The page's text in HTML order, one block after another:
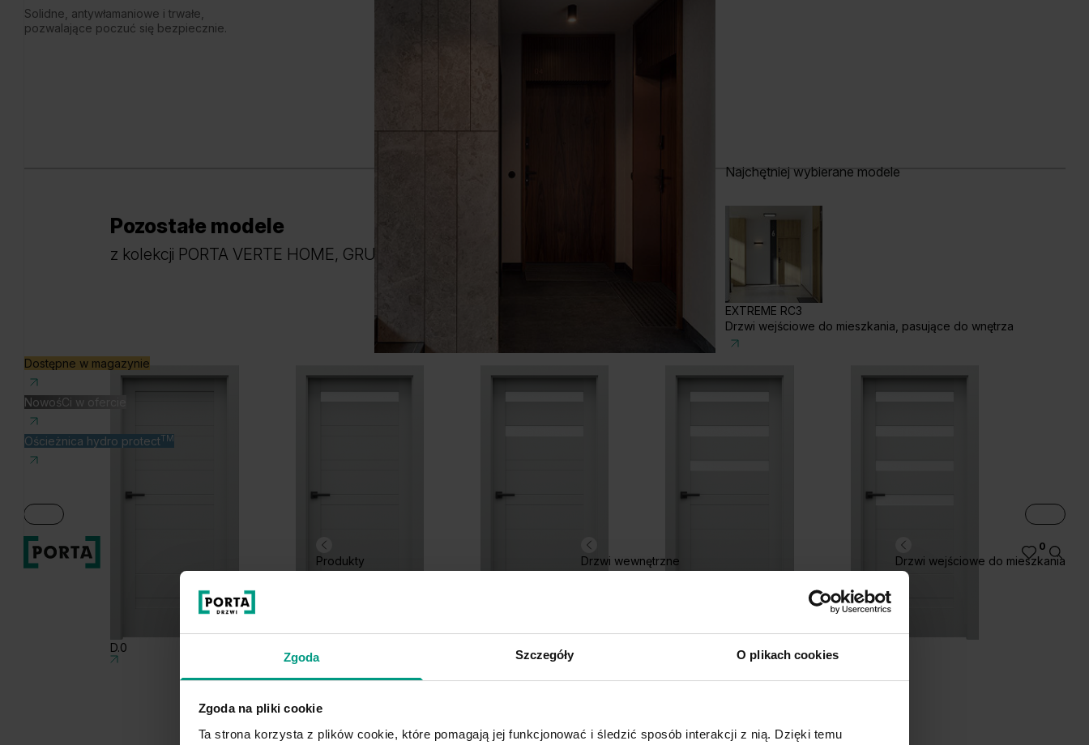
Zgoda Szczegóły O plikach cookies
Zgoda na pliki cookie
Ta strona korzysta z plików cookie, które pomagają jej funkcjonować i śledzić sposób interakcji z nią. Dzięki temu
Solidne, antywłamaniowe i trwałe,
pozwalające poczuć się bezpiecznie.
Najchętniej wybierane modele
EXTREME RC3
Drzwi wejściowe do mieszkania, pasujące do wnętrza
Dostępne w magazynie
NowośCi w ofercie
Ościeżnica hydro protectTM
Produkty Drzwi wewnętrzne Drzwi wejściowe do mieszkania
0
Hikora Jackson Jasny
Dąb Angielski
Hamilton
Pozostałe modele
z kolekcji PORTA VERTE HOME, GRUPA D
D.0